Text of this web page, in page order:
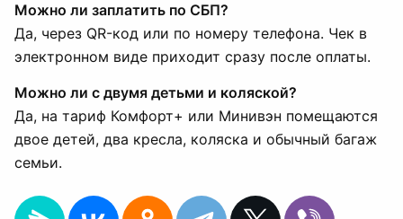
Можно ли заплатить по СБП?
Да, через QR-код или по номеру телефона. Чек в
электронном виде приходит сразу после оплаты.
Можно ли с двумя детьми и коляской?
Да, на тариф Комфорт+ или Минивэн помещаются
двое детей, два кресла, коляска и обычный багаж
семьи.